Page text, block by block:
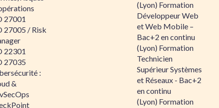
27001
27005 / Risk
22301
27035
:
&
(Lyon) Formation
Développeur Web
et Web Mobile –
Bac+2 en continu
(Lyon) Formation
Technicien
Supérieur Systèmes
et Réseaux - Bac+2
en continu
(Lyon) Formation